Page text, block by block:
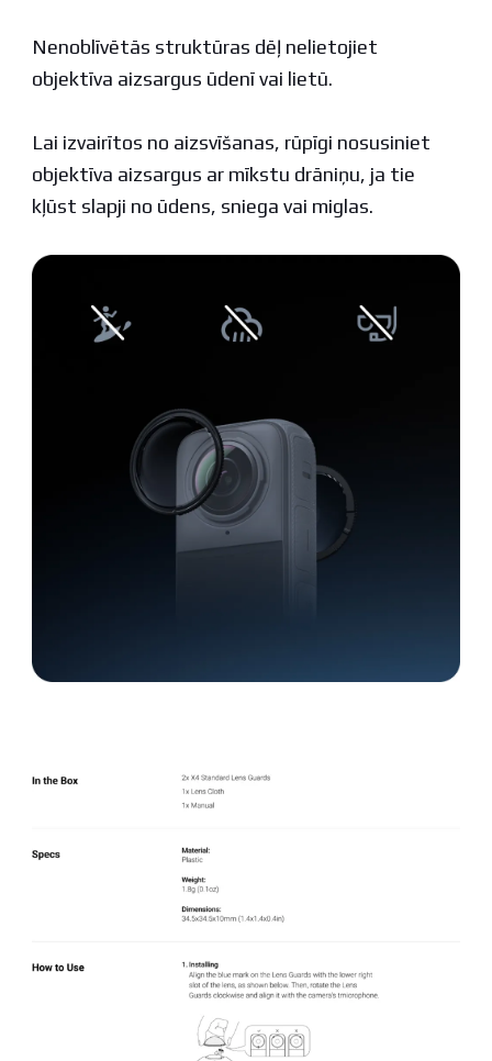
Nenoblīvētās struktūras dēļ nelietojiet
objektīva aizsargus ūdenī vai lietū.
Lai izvairītos no aizsvīšanas, rūpīgi nosusiniet
objektīva aizsargus ar mīkstu drāniņu, ja tie
kļūst slapji no ūdens, sniega vai miglas.